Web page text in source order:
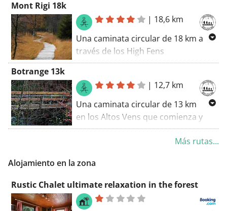
Mont Rigi 18k
| 18,6 km
Una caminata circular de 18 km a
través de los High Fens
comenzando en Mont Rigi.
Botrange 13k
| 12,7 km
Una caminata circular de 13 km
en los Altos Vens que comienza y
termina en el Signal de Botrange
Más rutas...
Alojamiento en la zona
Rustic Chalet ultimate relaxation in the forest